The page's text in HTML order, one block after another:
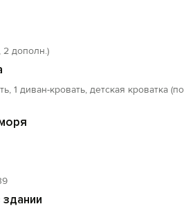
пляжа 20 минут
на авто.
в Ялте – это ваш
семейного отдыха!
2 дополн.)
1 диван-кровать, детская кроватка (по